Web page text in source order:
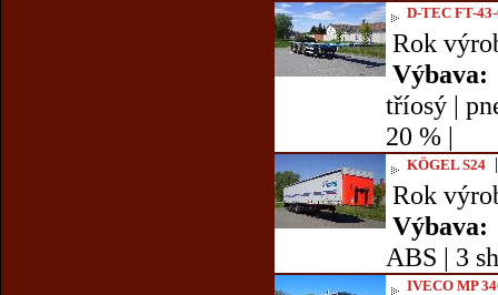
D-TEC FT-
Rok
Výbava:
tříosý |
20 % |
KÖGEL S24
Rok
Výbava:
ABS | 3
IVECO MP